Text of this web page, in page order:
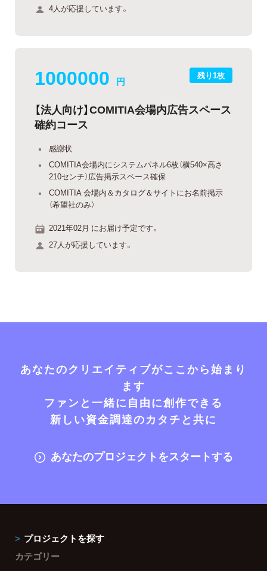
4人が応援しています。
残り1枚
1000000 円
【法人向け】COMITIA会場内広告スペース
確約コース
感謝状
COMITIA会場内にシステムパネル6枚（横540×高さ
210センチ）広告掲示スペース確保
COMITIA 会場内＆カタログ＆サイトにお名前掲示
（希望社のみ）
2021年02月 にお届け予定です。
27人が応援しています。
あなたのクリエイティブがここから始まり
ます
ファンと一緒に自由に創作できる
新しい資金調達のカタチと共に
あなたのプロジェクトをスタートする
プロジェクトを探す
カテゴリー